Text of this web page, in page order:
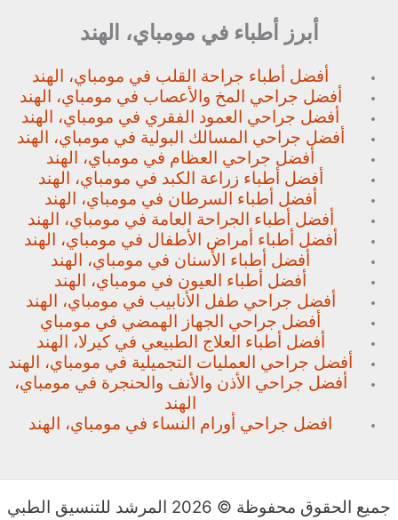
أبرز أطباء في مومباي، الهند
أفضل أطباء جراحة القلب في مومباي، الهند
أفضل جراحي المخ والأعصاب في مومباي، الهند
أفضل جراحي العمود الفقري في مومباي، الهند
أفضل جراحي المسالك البولية في مومباي، الهند
أفضل جراحي العظام في مومباي، الهند
أفضل أطباء زراعة الكبد في مومباي، الهند
أفضل أطباء السرطان في مومباي، الهند
أفضل أطباء الجراحة العامة في مومباي، الهند
أفضل أطباء أمراض الأطفال في مومباي، الهند
أفضل أطباء الأسنان في مومباي، الهند
أفضل أطباء العيون في مومباي، الهند
أفضل جراحي طفل الأنابيب في مومباي، الهند
أفضل جراحي الجهاز الهمضي في مومباي
أفضل أطباء العلاج الطبيعي في كيرلا، الهند
أفضل جراحي العمليات التجميلية في مومباي، الهند
أفضل جراحي الأذن والأنف والحنجرة في مومباي،
الهند
افضل جراحي أورام النساء في مومباي، الهند
جميع الحقوق محفوظة © 2026 المرشد للتنسيق الطبي